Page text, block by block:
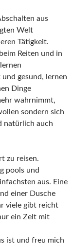
aus
Welt
Tätigkeit.
Reiten und in
gesund, lernen
Dinge
wahrnimmt,
sondern sich
natürlich auch
zu reisen.
pools und
aus. Eine
einer Dusche
viele gibt reicht
ein Zelt mit
ist und freu mich